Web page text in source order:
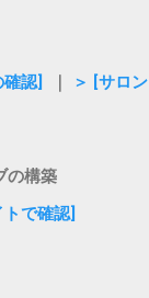
認]
＞ [サロン
の構築
で確認]